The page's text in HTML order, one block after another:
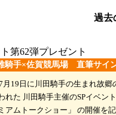
過去
第62弾プレゼント
騎手×佐賀競馬場 直筆サイ
月19日に川田騎手の生まれ故郷
れた 川田騎手主催のSPイベン
アムトークショー」 の開催を